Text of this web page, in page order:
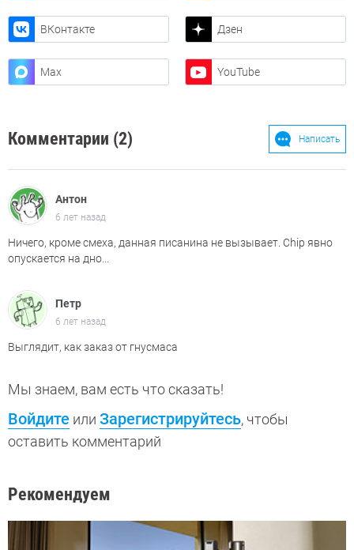
ВКонтакте Дзен
Max YouTube
Комментарии (2) Написать
Антон
6 лет назад
Ничего, кроме смеха, данная писанина не вызывает. Chip явно
опускается на дно...
Петр
6 лет назад
Выглядит, как заказ от гнусмаса
Мы знаем, вам есть что сказать!
Войдите или Зарегистрируйтесь, чтобы
оставить комментарий
Рекомендуем